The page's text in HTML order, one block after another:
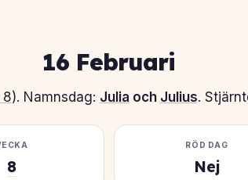
16 Februari
8). Namnsdag: Julia och Julius.
8
RÖD DAG
Nej